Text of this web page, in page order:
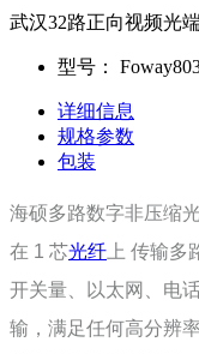
武汉32路正向视频光
型号：
详细信息
规格参数
包装
海硕多路数字非压缩
在 1 芯光纤 上 传输
开关量、以太网、电
输，满足任何高分辨